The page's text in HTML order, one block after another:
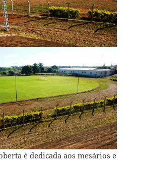
é dedicada aos mesários e